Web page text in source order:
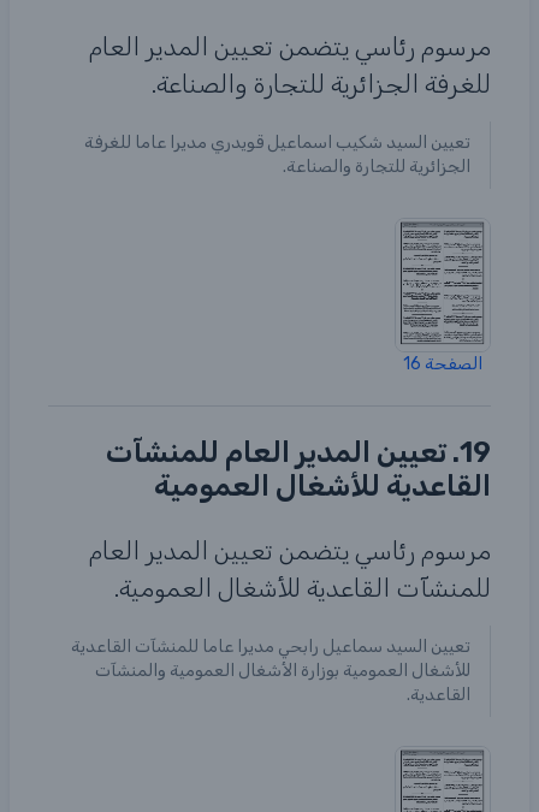
مرسوم رئاسي يتضمن تعيين المدير العام
للغرفة الجزائرية للتجارة والصناعة.
تعيين السيد شكيب اسماعيل قويدري مديرا عاما للغرفة
الجزائرية للتجارة والصناعة.
الصفحة 16
19. تعيين المدير العام للمنشآت
القاعدية للأشغال العمومية
مرسوم رئاسي يتضمن تعيين المدير العام
للمنشآت القاعدية للأشغال العمومية.
تعيين السيد سماعيل رابحي مديرا عاما للمنشآت القاعدية
للأشغال العمومية بوزارة الأشغال العمومية والمنشآت
القاعدية.